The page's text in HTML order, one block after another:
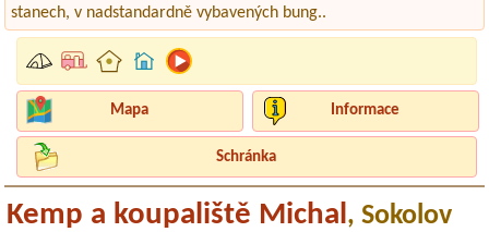
stanech, v nadstandardně vybavených bung..
Mapa Informace
Schránka
Kemp a koupaliště Michal , Sokolov